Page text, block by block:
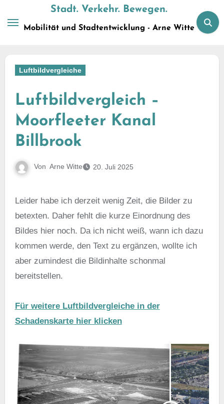
Inhalt
Stadt. Verkehr. Bewegen.
Mobilität und Stadtentwicklung - Arne Witte
Luftbildvergleiche
Luftbildvergleich –
Moorfleeter Kanal
Billbrook
Von Arne Witte 20. Juli 2025
Leider habe ich derzeit wenig Zeit, die Bilder zu
betexten. Daher fehlt die kurze Einordnung des
Bildes hier noch. Da ich nicht weiß, wann ich dazu
kommen werde, den Text zu ergänzen, wollte ich
aber zumindest die Bildinhalte schonmal
bereitstellen.
Für weitere Luftbildvergleiche in der
Schadenskarte hier klicken